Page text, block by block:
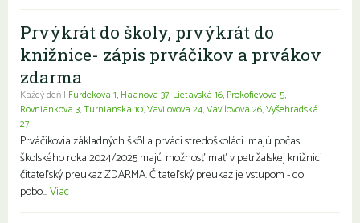
Prvýkrát do školy, prvýkrát do
knižnice- zápis prváčikov a prvákov
zdarma
Každý deň | Furdekova 1, Haanova 37, Lietavská 16, Prokofievova 5,
Rovniankova 3,Turnianska 10,Vavilovova 24,Vavilovova 26,Vyšehradská
27
Prváčikovia základných škôl a prváci stredoškoláci majú počas
školského roka 2024/2025 majú možnosť mať v petržalskej knižnici
čitateľský preukaz ZDARMA. Čitateľský preukaz je vstupom - do
pobo...Viac